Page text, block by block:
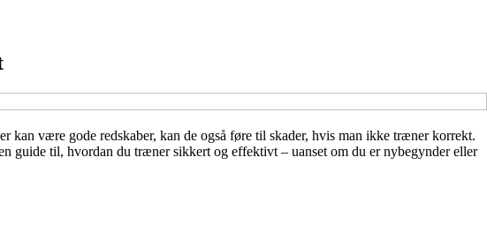
være gode redskaber, kan de også føre til skader, hvis man ikke træner korrekt.
guide til, hvordan du træner sikkert og effektivt – uanset om du er nybegynder eller